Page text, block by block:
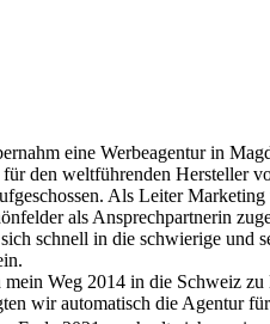
eine Werbeagentur in
den weltführenden Hersteller
Als Leiter
als Ansprechpartnerin
schnell in die schwierige und
mein Weg 2014 in die Schweiz
wir automatisch die Agentur